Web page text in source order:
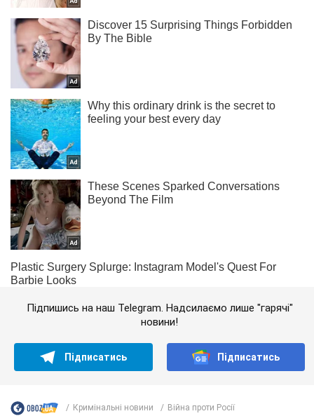
Підпишись на наш Telegram. Надсилаємо лише "гарячі"
новини!
Підписатись Підписатись
Кримінальні новини
Війна проти Росії